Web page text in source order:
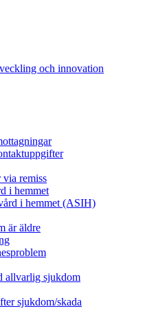
och innovation
remiss
i hemmet
i hemmet (ASIH)
är äldre
allvarlig sjukdom
sjukdom/skada